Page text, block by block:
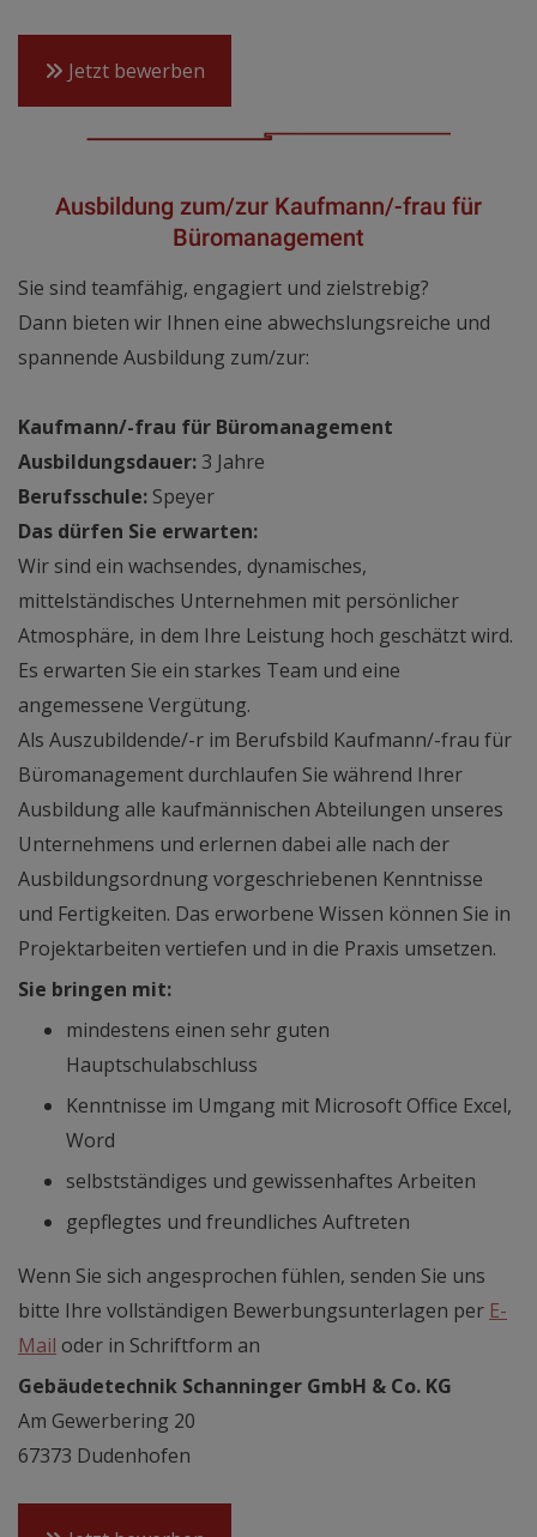
Jetzt bewerben
Ausbildung zum/zur Kaufmann/-frau für
Büromanagement
Sie sind teamfähig, engagiert und zielstrebig?
Dann bieten wir Ihnen eine abwechslungsreiche und
spannende Ausbildung zum/zur:
Kaufmann/-frau für Büromanagement
Ausbildungsdauer: 3 Jahre
Berufsschule: Speyer
Das dürfen Sie erwarten:
Wir sind ein wachsendes, dynamisches,
mittelständisches Unternehmen mit persönlicher
Atmosphäre, in dem Ihre Leistung hoch geschätzt wird.
Es erwarten Sie ein starkes Team und eine
angemessene Vergütung.
Als Auszubildende/-r im Berufsbild Kaufmann/-frau für
Büromanagement durchlaufen Sie während Ihrer
Ausbildung alle kaufmännischen Abteilungen unseres
Unternehmens und erlernen dabei alle nach der
Ausbildungsordnung vorgeschriebenen Kenntnisse
und Fertigkeiten. Das erworbene Wissen können Sie in
Projektarbeiten vertiefen und in die Praxis umsetzen.
Sie bringen mit:
mindestens einen sehr guten
Hauptschulabschluss
Kenntnisse im Umgang mit Microsoft Office Excel,
Word
selbstständiges und gewissenhaftes Arbeiten
gepflegtes und freundliches Auftreten
Wenn Sie sich angesprochen fühlen, senden Sie uns
bitte Ihre vollständigen Bewerbungsunterlagen per E-
Mail oder in Schriftform an
Gebäudetechnik Schanninger GmbH & Co. KG
Am Gewerbering 20
67373 Dudenhofen